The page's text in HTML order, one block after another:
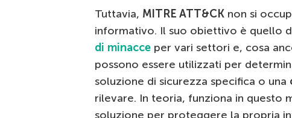
Tuttavia, MITRE ATT&CK non si
informativo. Il suo obiettivo è quello
di minacce per vari settori e, cosa
possono essere utilizzati per
soluzione di sicurezza specifica o una
rilevare. In teoria, funziona in questo
soluzione per proteggere la propria